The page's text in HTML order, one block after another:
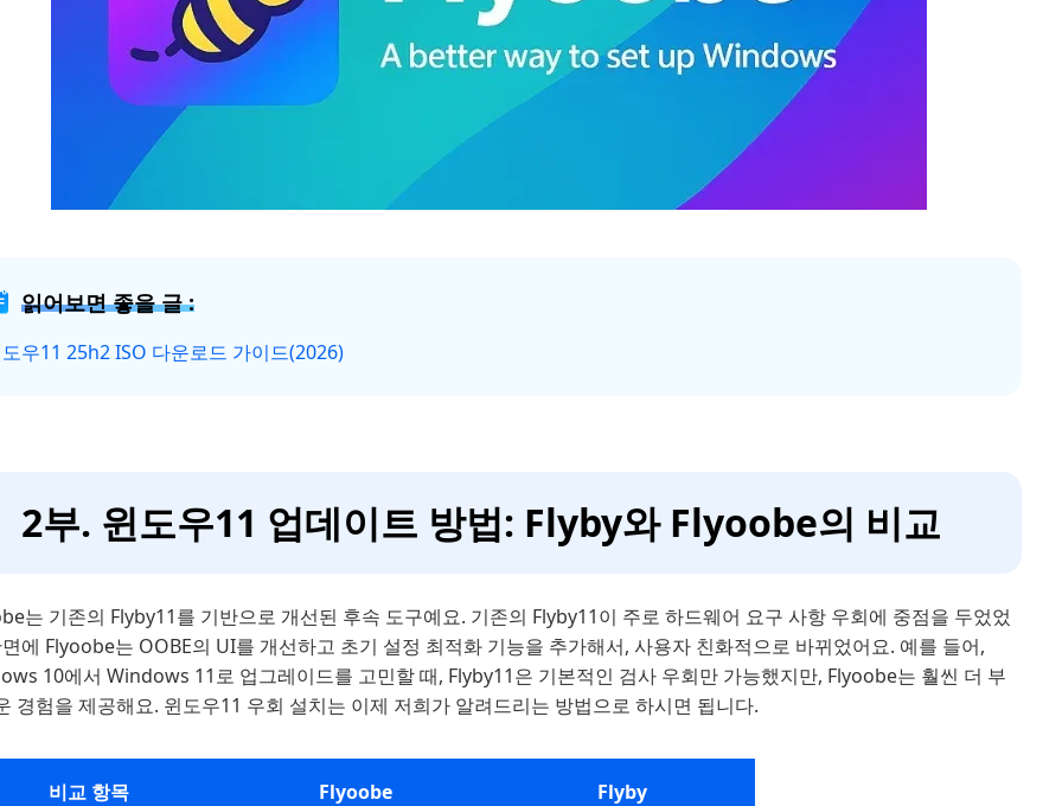
읽어보면 좋을 글 :
우11 25h2 ISO 다운로드 가이드(2026)
2부. 윈도우11 업데이트 방법: Flyby와 Flyoobe의 비교
는 기존의 Flyby11를 기반으로 개선된 후속 도구예요. 기존의 Flyby11이 주로 하드웨어 요구 사항 우회에 중점을 두었었
에 Flyoobe는 OOBE의 UI를 개선하고 초기 설정 최적화 기능을 추가해서, 사용자 친화적으로 바뀌었어요. 예를 들어,
10에서 Windows 11로 업그레이드를 고민할 때, Flyby11은 기본적인 검사 우회만 가능했지만, Flyoobe는 훨씬 더 부
경험을 제공해요. 윈도우11 우회 설치는 이제 저희가 알려드리는 방법으로 하시면 됩니다.
비교 항목 Flyoobe Flyby